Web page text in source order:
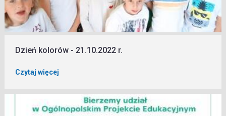
Dzień kolorów - 21.10.2022 r.
Czytaj więcej